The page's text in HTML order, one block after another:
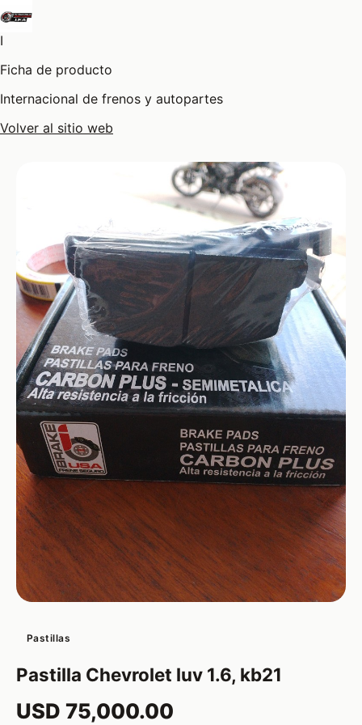
I
Ficha de producto
Internacional de frenos y autopartes
Volver al sitio web
Pastillas
Pastilla Chevrolet luv 1.6, kb21
USD 75,000.00